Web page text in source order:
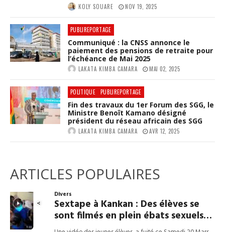
KOLY SOUARE NOV 19, 2025
PUBLIREPORTAGE
Communiqué : la CNSS annonce le
paiement des pensions de retraite pour
l’échéance de Mai 2025
LAKATA KIMBA CAMARA MAI 02, 2025
POLITIQUE PUBLIREPORTAGE
Fin des travaux du 1er Forum des SGG, le
Ministre Benoît Kamano désigné
président du réseau africain des SGG
LAKATA KIMBA CAMARA AVR 12, 2025
ARTICLES POPULAIRES